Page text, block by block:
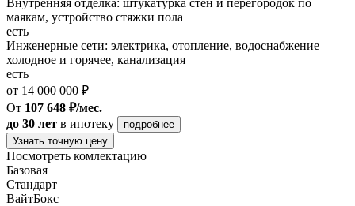
маякам, устройство стяжки пола
есть
Инженерные сети: электрика, отопление, водоснабжение
холодное и горячее, канализация
есть
от 14 000 000 ₽
От 107 648 ₽/мес.
до 30 лет в ипотеку
подробнее
Узнать точную цену
Посмотреть комлектацию
Базовая
Стандарт
ВайтБокс